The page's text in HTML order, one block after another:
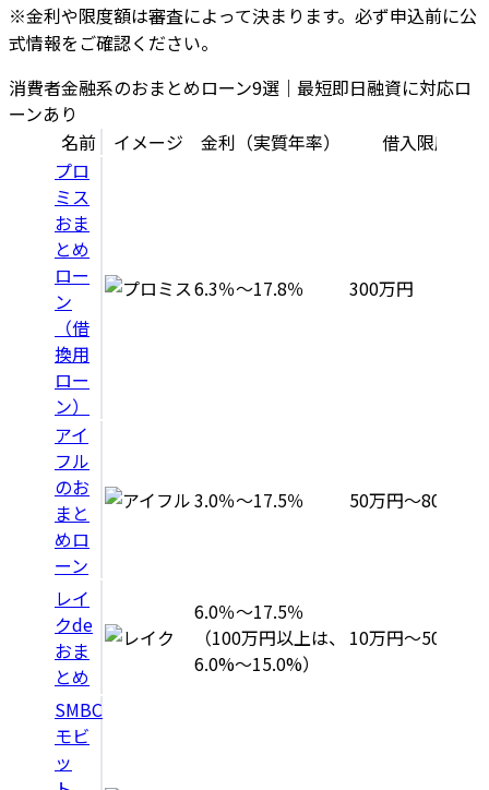
※金利や限度額は審査によって決まります。必ず申込前に公
式情報をご確認ください。
消費者金融系のおまとめローン9選｜最短即日融資に対応ロ
ーンあり
名前
イメージ 金利（実質年率）
借入限度額
プロ
ミス
おま
とめ
ロー
ン
（借
換用
ロー
ン）
6.3％～17.8％ 300万円
アイ
フル
のお
まと
めロ
ーン
3.0％～17.5％ 50万円～800万円
レイ
クde
おま
とめ
6.0％～17.5％
（100万円以上は、
6.0%～15.0%）
10万円～500万円
SMBC
モビ
ッ